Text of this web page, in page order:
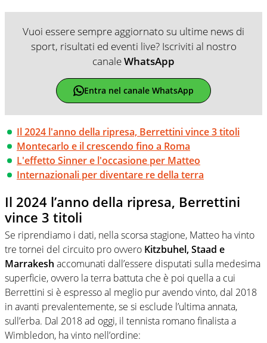
Vuoi essere sempre aggiornato su ultime news di
sport, risultati ed eventi live? Iscriviti al nostro
canaleWhatsApp
Entra nel canale WhatsApp
Il 2024 l'anno della ripresa, Berrettini vince 3 titoli
Montecarlo e il crescendo fino a Roma
L'effetto Sinner e l'occasione per Matteo
Internazionali per diventare re della terra
Il 2024 l’anno della ripresa, Berrettini
vince 3 titoli
Se riprendiamo i dati, nella scorsa stagione, Matteo ha vinto
tre tornei del circuito pro ovvero Kitzbuhel, Staad e
Marrakesh accomunati dall’essere disputati sulla medesima
superficie, ovvero la terra battuta che è poi quella a cui
Berrettini si è espresso al meglio pur avendo vinto, dal 2018
in avanti prevalentemente, se si esclude l’ultima annata,
sull’erba. Dal 2018 ad oggi, il tennista romano finalista a
Wimbledon, ha vinto nell’ordine: